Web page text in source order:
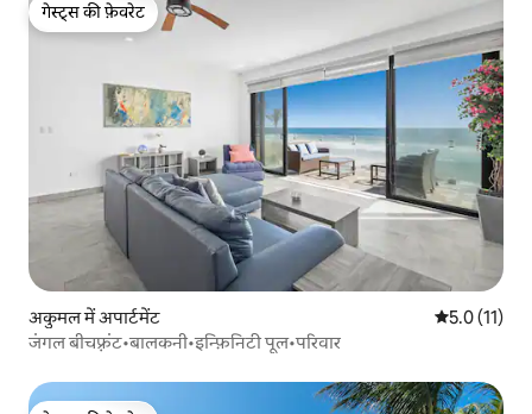
गेस्ट्स की फ़ेवरेट
गेस्ट्स की फ़ेवरेट
अकुमल में अपार्टमेंट औसत रेटिंग 5
5.0 (11)
जंगल बीचफ़्रंट•बालकनी•इन्फ़िनिटी पूल•परिवार